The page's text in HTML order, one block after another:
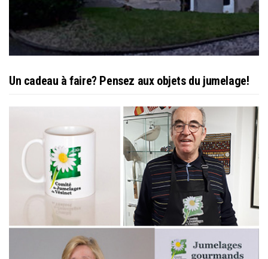
Un cadeau à faire? Pensez aux objets du jumelage!